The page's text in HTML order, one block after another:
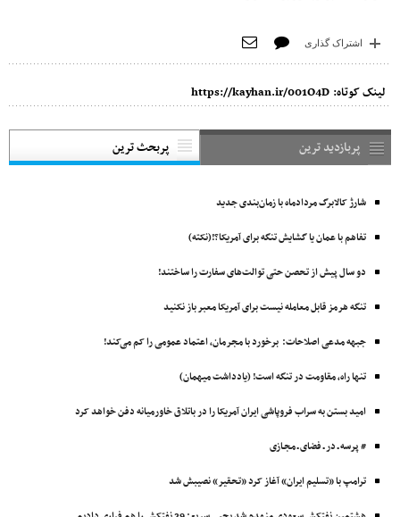
اشتراک گذاری
لینک کوتاه: https://kayhan.ir/001O4D
پربازدید ترین پربحث ترین
شارژ کالابرگ مردادماه با زمان‌بندی جدید
تفاهم با عمان یا گشایش تنگه برای آمریکا؟!(نکته)
دو سال پیش از تحصن حتی توالت‌های سفارت را ساختند!
تنگه هرمز قابل معامله نیست برای آمریکا معبر باز نکنید
جبهه مدعی اصلاحات: برخورد با مجرمان، اعتماد عمومی را کم می‌کند!
تنها راه، مقاومت در تنگه است! (یادداشت میهمان)
امید بستن به سراب فروپاشی ایران آمریکا را در باتلاق خاورمیانه دفن خواهد کرد
# پرسه ـ در ـ فضای ـ مجـازی
ترامپ با «تسلیم ایران» آغاز کرد «تحقیر» نصیبش شد